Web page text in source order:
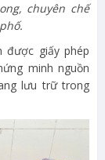
chuyên chế
giấy phép
minh nguồn
lưu trữ trong